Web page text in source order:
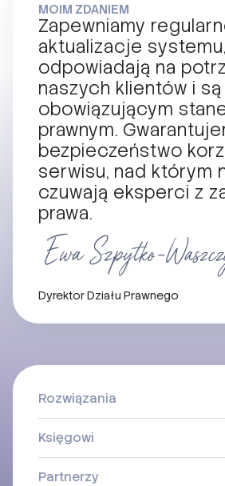
MOIM ZDANIEM
Zapewniamy
aktualizacje
odpowiadają na
naszych klientów i
obowiązującym
prawnym.
bezpieczeństwo
serwisu, nad którym
czuwają eksperci z
prawa.
Dyrektor Działu Prawnego
Rozwiązania
Księgowi
Partnerzy